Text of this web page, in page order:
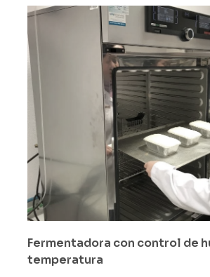
Fermentadora con control de
temperatura